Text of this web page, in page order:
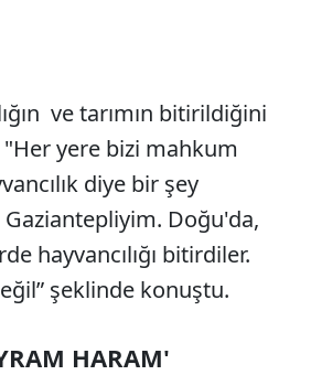
ve tarımın bitirildiğini
yere bizi mahkum
diye bir şey
Gaziantepliyim. Doğu'da,
hayvancılığı bitirdiler.
şeklinde konuştu.
HARAM'